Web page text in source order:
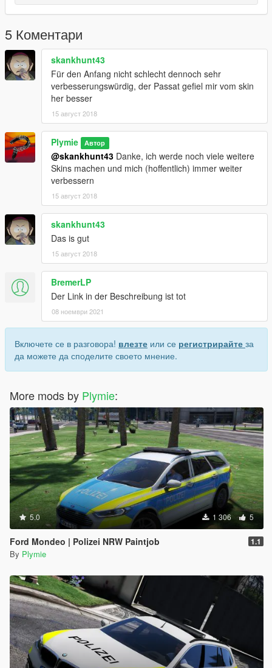
5 Коментари
skankhunt43
Für den Anfang nicht schlecht dennoch sehr
verbesserungswürdig, der Passat gefiel mir vom skin
her besser
15 август 2018
Plymie Автор
@skankhunt43 Danke, ich werde noch viele weitere
Skins machen und mich (hoffentlich) immer weiter
verbessern
15 август 2018
skankhunt43
Das is gut
15 август 2018
BremerLP
Der Link in der Beschreibung ist tot
08 ноември 2021
Включете се в разговора! влезте или се регистрирайте за
да можете да споделите своето мнение.
More mods by Plymie:
5.0 1 306 5
Ford Mondeo | Polizei NRW Paintjob 1.1
By Plymie